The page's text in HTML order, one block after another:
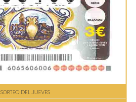
SORTEO DEL JUEVES